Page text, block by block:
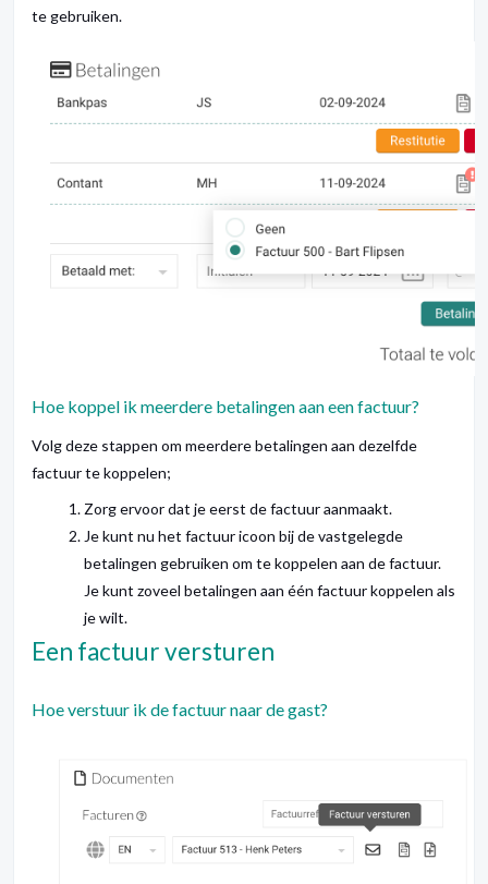
te gebruiken.
Hoe koppel ik meerdere betalingen aan een factuur?
Volg deze stappen om meerdere betalingen aan dezelfde
factuur te koppelen;
Zorg ervoor dat je eerst de factuur aanmaakt.
Je kunt nu het factuur icoon bij de vastgelegde
betalingen gebruiken om te koppelen aan de factuur.
Je kunt zoveel betalingen aan één factuur koppelen als
je wilt.
Een factuur versturen
Hoe verstuur ik de factuur naar de gast?